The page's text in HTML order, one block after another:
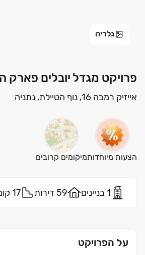
גלריה
פרויקט מגדל יובלים פארק
אייזיק רמבה 16, נוף הטיילת, נתניה
הצעות מיוחדותמיקומים קרובים
1 בניינים 59 דירות 17 קומות
על הפרויקט